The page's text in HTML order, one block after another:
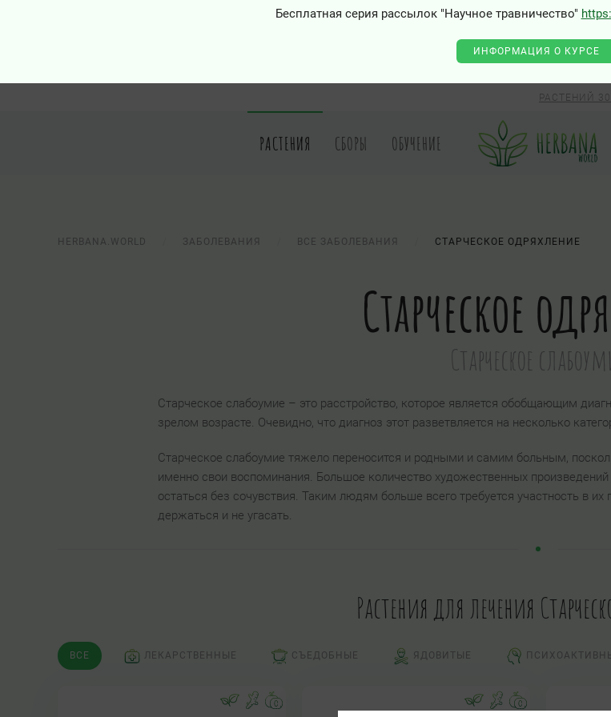
Бесплатная серия рассылок "Научное травничество"
ИНФОРМАЦИЯ О КУРСЕ
РАСТЕНИЙ
РАСТЕНИЯ СБОРЫ ОБУЧЕНИЕ
HERBANA.WORLD ЗАБОЛЕВАНИЯ ВСЕ ЗАБОЛЕВАНИЯ СТАРЧЕСКОЕ ОДРЯХЛЕНИЕ
Старческое
Старческое
Старческое слабоумие – это расстройство, которое является обобщающим
зрелом возрасте. Очевидно, что диагноз этот разветвляется на несколько
Старческое слабоумие тяжело переносится и родными и самим больным,
именно свои воспоминания. Большое количество художественных
остаться без сочувствия. Таким людям больше всего требуется участность в их
держаться и не угасать.
Растения для лечения
ВСЕ ЛЕКАРСТВЕННЫЕ СЪЕДОБНЫЕ ЯДОВИТЫЕ
0 - Class "Joomla\Input\Json" not found